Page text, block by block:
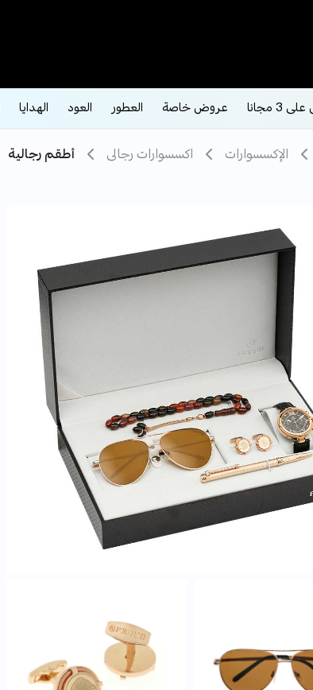
عروض خاصة العطور العود الهدايا
الإكسسوارات اكسسوارات رجالى أطقم رجالية